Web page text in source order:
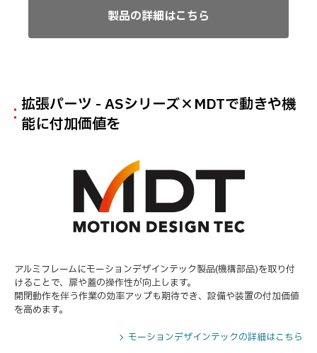
製品の詳細はこちら
拡張パーツ - ASシリーズ×MDTで動きや機
能に付加価値を
アルミフレームにモーションデザインテック製品(機構部品)を取り付
けることで、扉や蓋の操作性が向上します。
開閉動作を伴う作業の効率アップも期待でき、設備や装置の付加価値
を高めます。
モーションデザインテックの詳細はこちら